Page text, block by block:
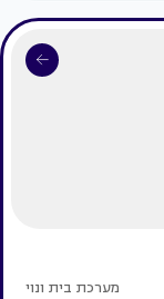
מערכת בית ונוי